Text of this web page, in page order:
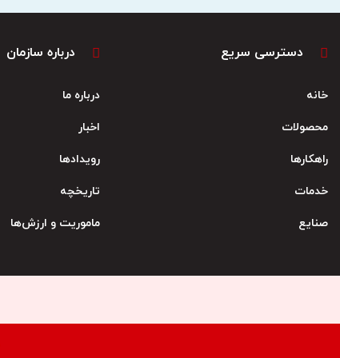
دسترسی سریع
خانه
محصولات
راهکارها
خدمات
صنایع
درباره سازمان
درباره ما
اخبار
رویدادها
تاریخچه
ماموریت و ارزش‌ها